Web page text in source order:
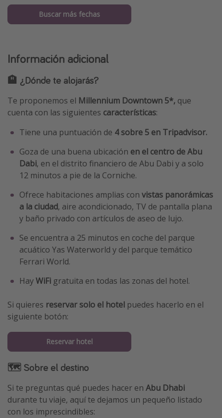
Buscar más fechas
Información adicional
🏨 ¿Dónde te alojarás?
Te proponemos el Millennium Downtown 5*, que
cuenta con las siguientes características:
Tiene una puntuación de 4 sobre 5 en Tripadvisor.
Goza de una buena ubicación en el centro de Abu
Dabi, en el distrito financiero de Abu Dabi y a solo
12 minutos a pie de la Corniche.
Ofrece habitaciones amplias con vistas panorámicas
a la ciudad, aire acondicionado, TV de pantalla plana
y baño privado con artículos de aseo de lujo.
Se encuentra a 25 minutos en coche del parque
acuático Yas Waterworld y del parque temático
Ferrari World.
HayWiFi gratuita en todas las zonas del hotel.
Si quieres reservar solo el hotel puedes hacerlo en el
siguiente botón:
Reservar hotel
🗺 Sobre el destino
Si te preguntas qué puedes hacer en Abu Dhabi
durante tu viaje, aquí te dejamos un pequeño listado
con los imprescindibles: